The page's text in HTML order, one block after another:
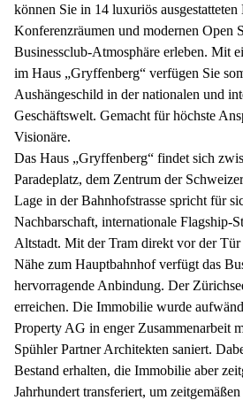
können Sie in 14 luxuriös ausgestatteten
Konferenzräumen und modernen Open
Businessclub-Atmosphäre erleben. Mit
im Haus „Gryffenberg“ verfügen Sie
Aushängeschild in der nationalen und
Geschäftswelt. Gemacht für höchste
Visionäre.
Das Haus „Gryffenberg“ findet sich
Paradeplatz, dem Zentrum der
Lage in der Bahnhofstrasse spricht für
Nachbarschaft, internationale Flagship-
Altstadt. Mit der Tram direkt vor der Tür
Nähe zum Hauptbahnhof verfügt das
hervorragende Anbindung. Der
erreichen. Die Immobilie wurde
Property AG in enger Zusammenarbeit
Spühler Partner Architekten saniert.
Bestand erhalten, die Immobilie aber
Jahrhundert transferiert, um